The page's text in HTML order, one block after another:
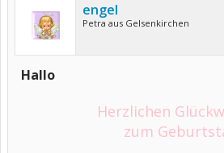
engel
Petra aus Gelsenkirchen
Hallo
Herzlichen
zum